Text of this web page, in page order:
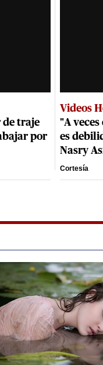
de traje
por
Videos
"A
es
Nasry
Cortesía